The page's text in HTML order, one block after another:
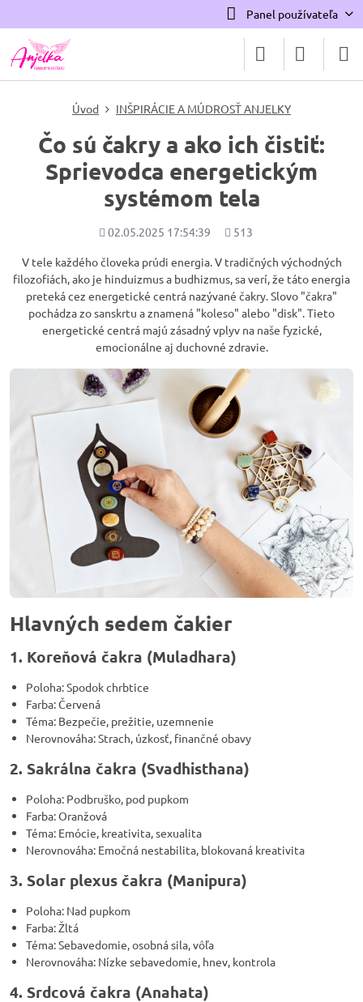
Panel používateľa
Úvod INŠPIRÁCIE A MÚDROSŤ ANJELKY
Čo sú čakry a ako ich čistiť:
Sprievodca energetickým
systémom tela
Pridané
02.05.2025 17:54:39
Počet
513
V tele každého človeka prúdi energia. V tradičných východných
filozofiách, ako je hinduizmus a budhizmus, sa verí, že táto energia
preteká cez energetické centrá nazývané čakry. Slovo "čakra"
pochádza zo sanskrtu a znamená "koleso" alebo "disk". Tieto
energetické centrá majú zásadný vplyv na naše fyzické,
emocionálne aj duchovné zdravie.
Hlavných sedem čakier
1. Koreňová čakra (Muladhara)
Poloha: Spodok chrbtice
Farba: Červená
Téma: Bezpečie, prežitie, uzemnenie
Nerovnováha: Strach, úzkosť, finančné obavy
2. Sakrálna čakra (Svadhisthana)
Poloha: Podbruško, pod pupkom
Farba: Oranžová
Téma: Emócie, kreativita, sexualita
Nerovnováha: Emočná nestabilita, blokovaná kreativita
3. Solar plexus čakra (Manipura)
Poloha: Nad pupkom
Farba: Žltá
Téma: Sebavedomie, osobná sila, vôľa
Nerovnováha: Nízke sebavedomie, hnev, kontrola
4. Srdcová čakra (Anahata)